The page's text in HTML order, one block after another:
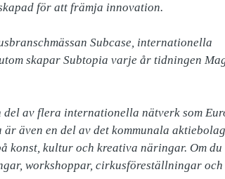
för att främja innovation.
Subcase, internationella
skapar Subtopia varje år tidningen
av flera internationella nätverk som
även en del av det kommunala
konst, kultur och kreativa näringar. Om
workshoppar, cirkusföreställningar och